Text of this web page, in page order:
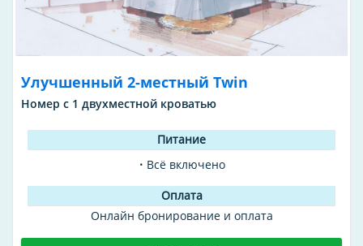
Улучшенный 2-местный Twin
Номер с 1 двухместной кроватью
Всё включено
Онлайн бронирование и оплата